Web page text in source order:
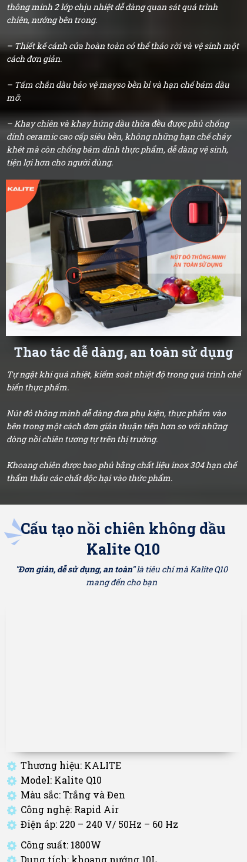
thông minh 2 lớp chịu nhiệt dễ dàng quan sát quá trình
chiên, nướng bên trong.
– Thiết kế cánh cửa hoàn toàn có thể tháo rời và vệ sinh một
cách đơn giản.
– Tấm chắn dầu bảo vệ mayso bền bỉ và hạn chế bám dầu
mỡ.
– Khay chiên và khay hứng dầu thừa đều được phủ chống
dính ceramic cao cấp siêu bền, không những hạn chế cháy
khét mà còn chống bám dính thực phẩm, dễ dàng vệ sinh,
tiện lợi hơn cho người dùng.
Thao tác dễ dàng, an toàn sử dụng
Tự ngặt khi quá nhiệt, kiểm soát nhiệt độ trong quá trình chế
biến thực phẩm.
Nút đỏ thông minh dễ dàng đưa phụ kiện, thực phẩm vào
bên trong một cách đơn giản thuận tiện hơn so với những
dòng nồi chiên tương tự trên thị trường.
Khoang chiên được bao phủ bằng chất liệu inox 304 hạn chế
thẩm thấu các chất độc hại vào thức phẩm.
Cấu tạo nồi chiên không dầu
Kalite Q10
"Đơn giản, dễ sử dụng, an toàn"là tiêu chí mà Kalite Q10
mang đến cho bạn
Thương hiệu: KALITE
Model: Kalite Q10
Màu sắc: Trắng và Đen
Công nghệ: Rapid Air
Điện áp: 220 – 240 V/ 50Hz – 60 Hz
Công suất: 1800W
Dung tích: khoang nướng 10L